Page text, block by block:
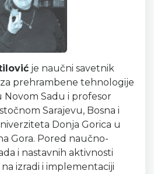
je naučni savetnik
prehrambene tehnologije
Novom Sadu i profe­sor
Sarajevu, Bosna i
Donja Gorica u
Gora. Pored nauč­no-
i nastavnih aktivnosti
izradi i implementaciji